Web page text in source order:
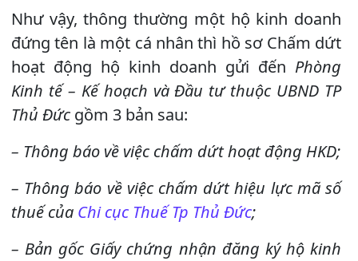
Như vậy, thông thường một hộ kinh doanh
đứng tên là một cá nhân thì hồ sơ Chấm dứt
hoạt động hộ kinh doanh gửi đến Phòng
Kinh tế – Kế hoạch và Đầu tư thuộc UBND TP
Thủ Đức gồm 3 bản sau:
– Thông báo về việc chấm dứt hoạt động HKD;
– Thông báo về việc chấm dứt hiệu lực mã số
thuế của Chi cục Thuế Tp Thủ Đức;
– Bản gốc Giấy chứng nhận đăng ký hộ kinh